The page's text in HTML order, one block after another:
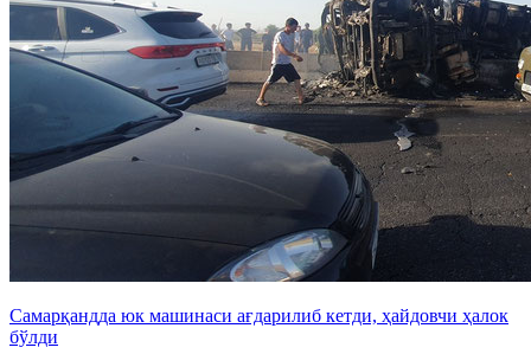
Самарқандда юк машинаси ағдарилиб кетди, ҳайдовчи ҳалок
бўлди